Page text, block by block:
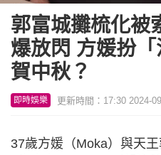
郭富城攤梳化被
爆放閃 方媛扮「
賀中秋？
即時娛樂 更新時間：17:30 2024-
37歲方媛（Moka）與天